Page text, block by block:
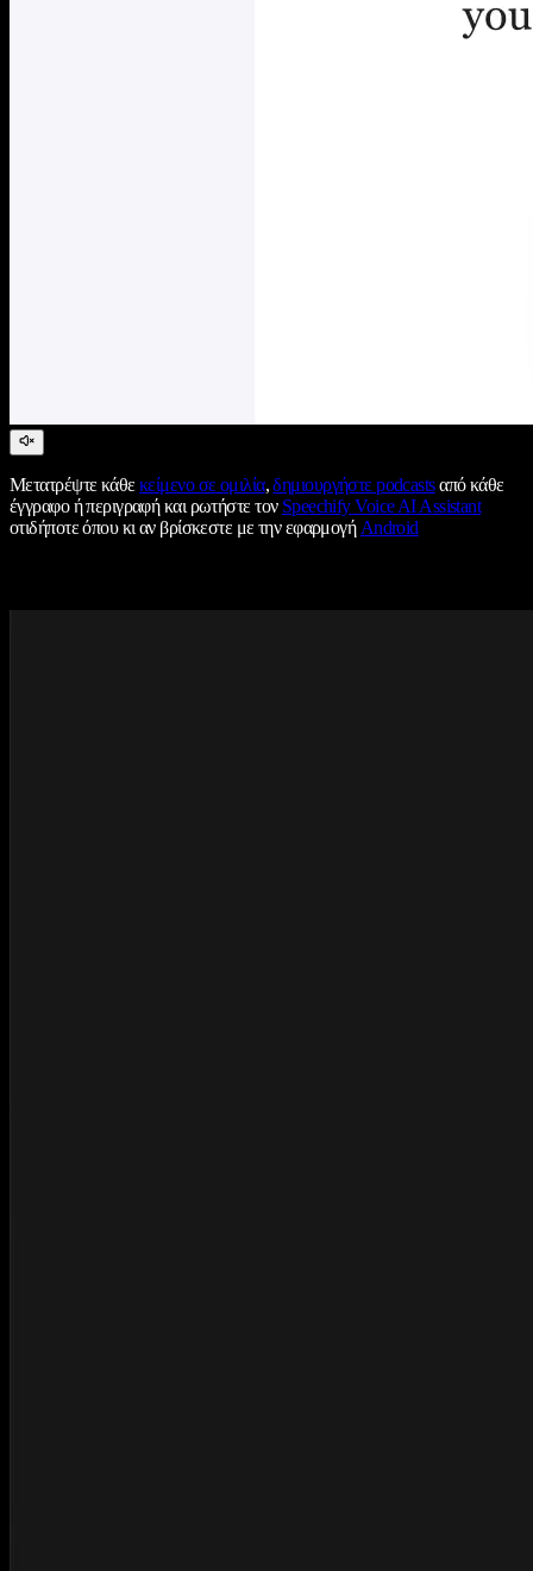
Μετατρέψτε κάθεκείμενο σε ομιλία,δημιουργήστε podcastsαπό κάθε
έγγραφο ή περιγραφή και ρωτήστε τον Speechify Voice AI Assistant
οτιδήποτε όπου κι αν βρίσκεστε με την εφαρμογήAndroid